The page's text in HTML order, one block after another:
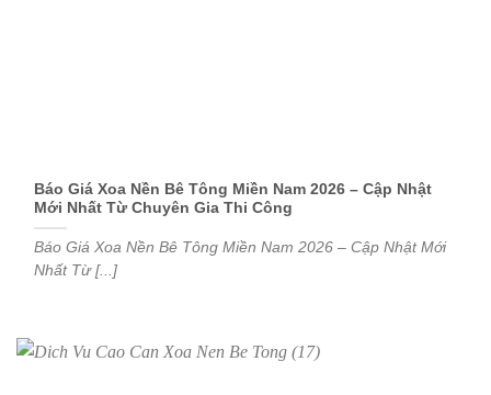
Báo Giá Xoa Nền Bê Tông Miền Nam 2026 – Cập Nhật
Mới Nhất Từ Chuyên Gia Thi Công
Báo Giá Xoa Nền Bê Tông Miền Nam 2026 – Cập Nhật Mới
Nhất Từ [...]